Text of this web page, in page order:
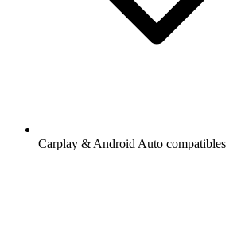
Carplay & Android Auto compatibles